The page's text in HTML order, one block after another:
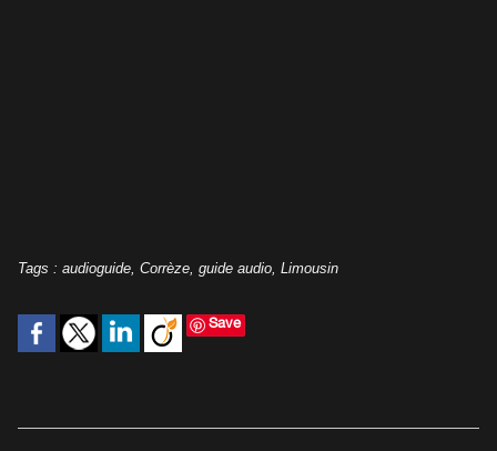
Tags : audioguide Corrèze guide audio Limousin
Save